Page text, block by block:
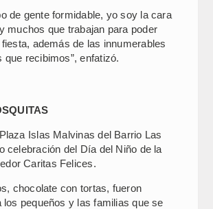
de gente formidable, yo soy la cara
muchos que trabajan para poder
además de las innumerables
que recibimos”, enfatizó.
Islas Malvinas del Barrio Las
celebración del Día del Niño de la
Caritas Felices.
chocolate con tortas, fueron
los pequeños y las familias que se